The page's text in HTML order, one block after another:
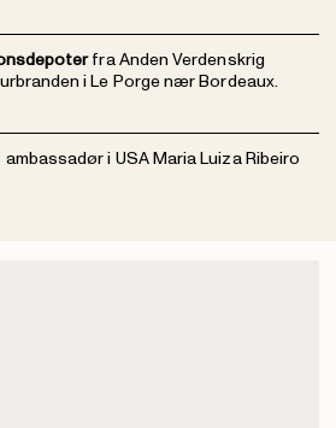
fra Anden Verdenskrig
i Le Porge nær Bordeaux.
i USA Maria Luiza Ribeiro